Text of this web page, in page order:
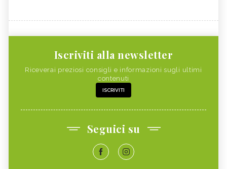
Iscriviti alla newsletter
Riceverai preziosi consigli e informazioni sugli ultimi
contenuti
ISCRIVITI
Seguici su